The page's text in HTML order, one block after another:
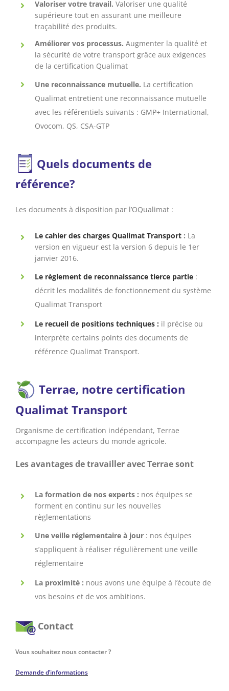
Valoriser votre travail. Valoriser une qualité
supérieure tout en assurant une meilleure
traçabilité des produits.
Améliorer vos processus. Augmenter la qualité et
la sécurité de votre transport grâce aux exigences
de la certification Qualimat
Une reconnaissance mutuelle. La certification
Qualimat entretient une reconnaissance mutuelle
avec les référentiels suivants : GMP+ International,
Ovocom, QS, CSA-GTP
Quels documents de
référence?
Les documents à disposition par l’OQualimat :
Le cahier des charges Qualimat Transport : La
version en vigueur est la version 6 depuis le 1er
janvier 2016.
Le règlement de reconnaissance tierce partie :
décrit les modalités de fonctionnement du système
Qualimat Transport
Le recueil de positions techniques : il précise ou
interprète certains points des documents de
référence Qualimat Transport.
Terrae, notre certification
Qualimat Transport
Organisme de certification indépendant, Terrae
accompagne les acteurs du monde agricole.
Les avantages de travailler avec Terrae sont
La formation de nos experts : nos équipes se
forment en continu sur les nouvelles
règlementations
Une veille réglementaire à jour : nos équipes
s’appliquent à réaliser régulièrement une veille
réglementaire
La proximité : nous avons une équipe à l’écoute de
vos besoins et de vos ambitions.
Contact
Vous souhaitez nous contacter ?
Demande d’informations